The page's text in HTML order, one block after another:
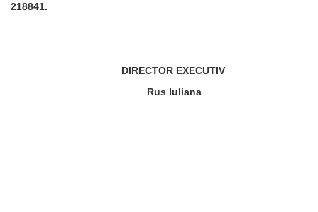
218841.
DIRECTOR EXECUTIV
Rus Iuliana